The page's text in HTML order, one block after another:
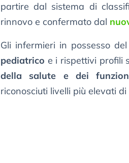
partire dal sistema di
rinnovo e confermato dal
Gli infermieri in possesso
pediatrico e i rispettivi profili
della salute e dei
riconosciuti livelli più elevati